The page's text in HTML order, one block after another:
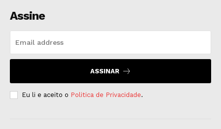
Assine
ASSINAR
Eu li e aceito o Politica de Privacidade.